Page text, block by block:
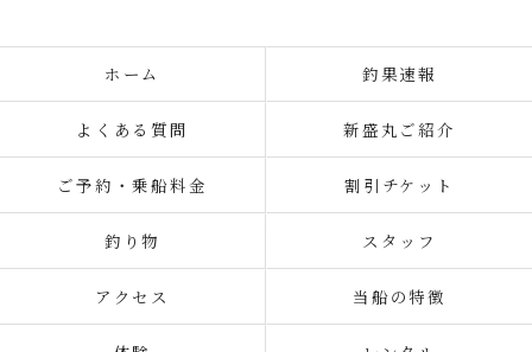
ホーム 釣果速報
よくある質問 新盛丸ご紹介
ご予約・乗船料金 割引チケット
釣り物 スタッフ
アクセス 当船の特徴